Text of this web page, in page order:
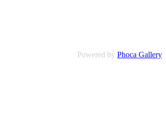
Powered by Phoca Gallery